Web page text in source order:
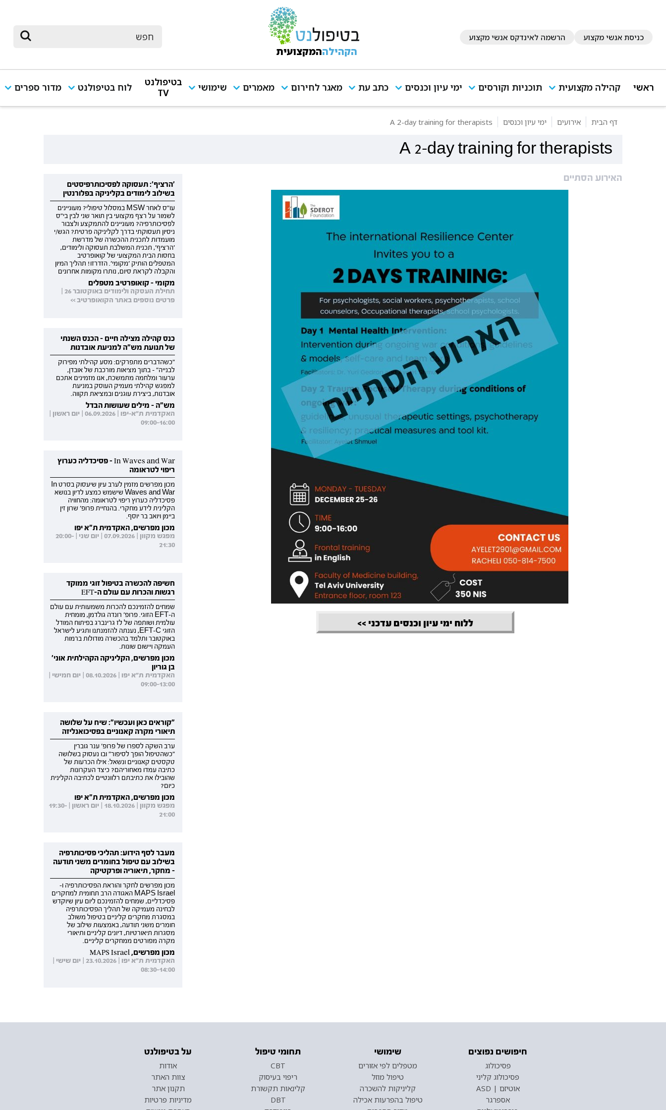
כניסת אנשי מקצוע הרשמה לאינדקס אנשי מקצוע
הקהילההמקצועית
ראשי קהילה מקצועית תוכניות וקורסים ימי עיון וכנסים כתב עת מאגר לחירום מאמרים שימושי
בטיפולנט
TV
לוח בטיפולנט מדור ספרים
דף הבית אירועים ימי עיון וכנסים A 2-day training for therapists
A 2-day training for therapists
האירוע הסתיים
ללוח ימי עיון וכנסים עדכני >>
'הרציף': תעסוקה לפסיכותרפיסטים
בשילוב לימודים בקליניקה בפלורנטין
עו"ס לאחר MSW במסלול טיפולי? מעוניינים
לשמור על רצף מקצועי בין תואר שני לבין בי"ס
לפסיכותרפיה? מעוניינים להתמקצע ולצבור
ניסיון תעסוקתי בדרך לקליניקה פרטית? הגש/י
מועמדות לתכנית ההכשרה של מדרשת
'הרציף', תכנית המשלבת תעסוקה ולימודים,
בחסות הבית המקצועי של קואופרטיב
המטפלים הותיק 'מקומי'. הזדרזו! תהליך המיון
והקבלה לקראת סיום, נותרו מקומות אחרונים
מקומי - קואופרטיב מטפלים
תחילת העסקה ולימודים באוקטובר 26 |
פרטים נוספים באתר הקואופרטיב >>
כנס קהילה מצילה חיים - הכנס השנתי
של תנועת מש"ה למניעת אובדנות
"כשהדברים מתפרקים: מסע קהילתי מפירוק
לבנייה" - בתוך מציאות מורכבת של אובדן,
ערעור ומלחמה מתמשכת, אנו מזמינים אתכם
למפגש קהילתי מעמיק העוסק במניעת
אובדנות, ביצירת עוגנים ובמציאת תקווה.
מש"ה - מילים שעושות הבדל
האקדמית ת"א-יפו | 06.09.2026 | יום ראשון |
09:00-16:00
In Waves and War - פסיכדליה כערוץ
ריפוי לטראומה
מכון מפרשים מזמין לערב עיון שיעסוק בסרט In
Waves and War שישמש כמצע לדיון בנושא
פסיכדליה כערוץ ריפוי לטראומה: מהחוויה
הקלינית לידע מחקרי. בהנחיית פרופ' שרון זין
ביימן ויואב בר יוסף.
מכון מפרשים, האקדמית ת"א יפו
מפגש מקוון | 07.09.2026 | יום שני | 20:00-
21:30
חשיפה להכשרה בטיפול זוגי ממוקד
רגשות והכרות עם עולם ה-EFT
שמחים להזמינכם להכרות משמעותית עם עולם
ה-EFT הזוגי. פרופ' רונדה גולדמן, מומחית
עולמית ושותפה של לז גרינברג בפיתוח המודל
הזוגי EFT-C, נענתה להזמנתנו ותגיע לישראל
באוקטובר ותלמד בהכשרה מודולות ברמות
העמקה ויישום שונות.
מכון מפרשים, הקליניקה הקהילתית אוני'
בן גוריון
האקדמית ת"א יפו | 08.10.2026 | יום חמישי |
09:00-13:00
"קוראים כאן ועכשיו": שיח על שלושה
תיאורי מקרה קאנוניים בפסיכואנליזה
ערב השקה לספרו של פרופ' ענר גוברין
"כשהטיפול הופך לסיפור" ובו נעסוק בשלושה
טקסטים קאנוניים ונשאל: אילו הכרעות של
כתיבה עמדו מאחוריהם? כיצד העקרונות
שהובילו את כתיבתם רלוונטיים לכתיבה הקלינית
כיום?
מכון מפרשים, האקדמית ת"א יפו
מפגש מקוון | 18.10.2026 | יום ראשון | 19:30-
21:00
מעבר לסף הידוע: תהליכי פסיכותרפיה
בשילוב עם טיפול בחומרים משני תודעה
- מחקר, תיאוריה ופרקטיקה
מכון מפרשים לחקר והוראת הפסיכותרפיה ו-
MAPS Israel האגודה הרב תחומית למחקרים
פסיכדליים, שמחים להזמינכם ליום עיון שיוקדש
לבחינה מעמיקה של תהליך הפסיכותרפיה
במסגרת מחקרים קליניים בטיפול משולב
חומרים משני תודעה, באמצעות שילוב של
מסגרות תיאורטיות, דיונים קליניים ותיאורי
מקרה מפורטים ממחקרים קליניים.
מכון מפרשים, MAPS Israel
האקדמית ת"א יפו | 23.10.2026 | יום שישי |
08:30-14:00
חיפושים נפוצים
פסיכולוג
פסיכולוג קליני
אוטיזם | ASD
אספרגר
שימושי
מטפלים לפי אזורים
טיפול מוזל
קליניקות להשכרה
טיפול בהפרעות אכילה
תחומי טיפול
CBT
ריפוי בעיסוק
קלינאות תקשורת
DBT
על בטיפולנט
אודות
צוות האתר
תקנון אתר
מדיניות פרטיות